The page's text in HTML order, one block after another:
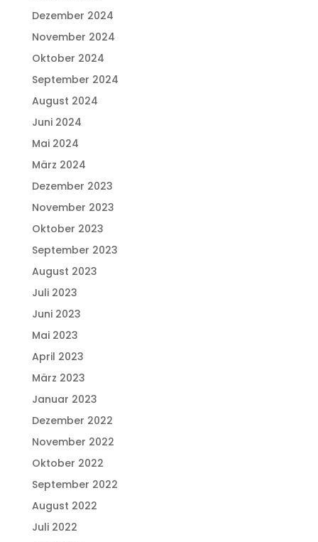
Dezember 2024
November 2024
Oktober 2024
September 2024
August 2024
Juni 2024
Mai 2024
März 2024
Dezember 2023
November 2023
Oktober 2023
September 2023
August 2023
Juli 2023
Juni 2023
Mai 2023
April 2023
März 2023
Januar 2023
Dezember 2022
November 2022
Oktober 2022
September 2022
August 2022
Juli 2022